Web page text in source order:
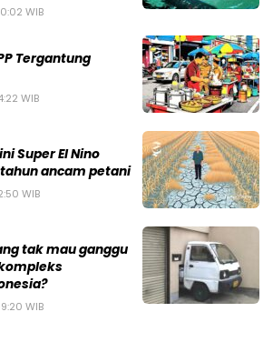
WIB
Tergantung
WIB
Super El Nino
ancam petani
WIB
tak mau ganggu
WIB